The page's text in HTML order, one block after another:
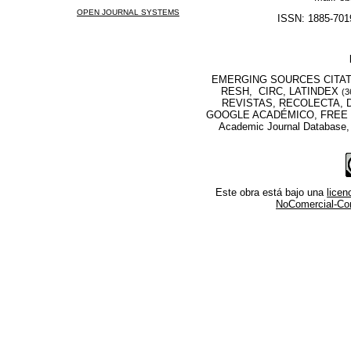
OPEN JOURNAL SYSTEMS
ISSN: 1885-
EMERGING SOURCES
RESH, CIRC, LATINDEX
REVISTAS, RECOLECTA,
GOOGLE ACADÉMICO,
Academic Journal
Este obra está bajo una
NoComercial-